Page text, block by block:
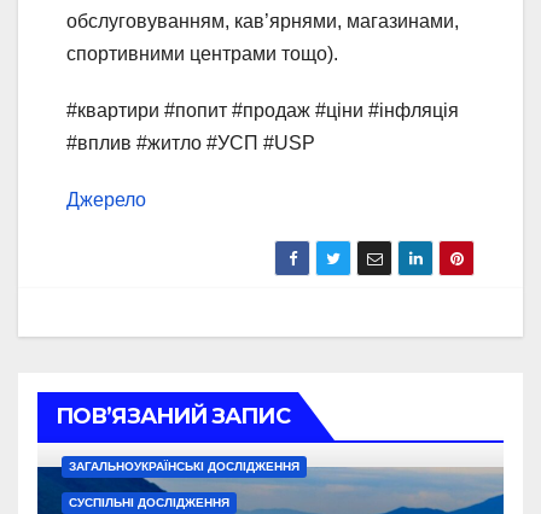
обслуговуванням, кав’ярнями, магазинами,
спортивними центрами тощо).
#квартири #попит #продаж #ціни #інфляція
#вплив #житло #УСП #USP
Джерело
ПОВ’ЯЗАНИЙ ЗАПИС
ЗАГАЛЬНОУКРАЇНСЬКІ ДОСЛІДЖЕННЯ
СУСПІЛЬНІ ДОСЛІДЖЕННЯ